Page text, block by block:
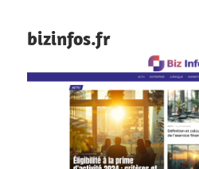
bizinfos.fr